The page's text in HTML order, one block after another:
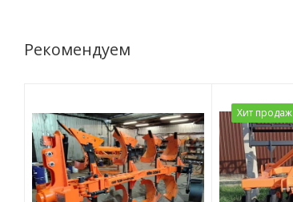
Рекомендуем
Хит продаж